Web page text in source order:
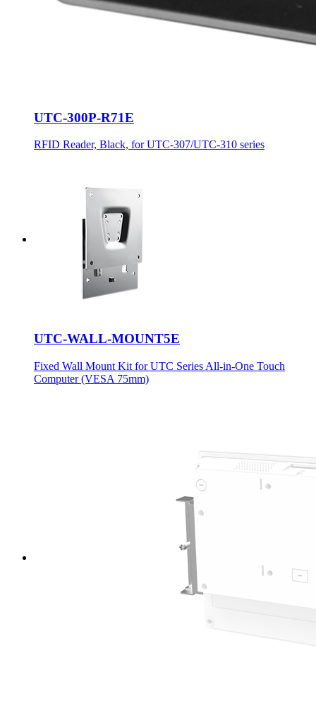
UTC-300P-R71E
RFID Reader, Black, for UTC-307/UTC-310 series
UTC-WALL-MOUNT5E
Fixed Wall Mount Kit for UTC Series All-in-One Touch
Computer (VESA 75mm)